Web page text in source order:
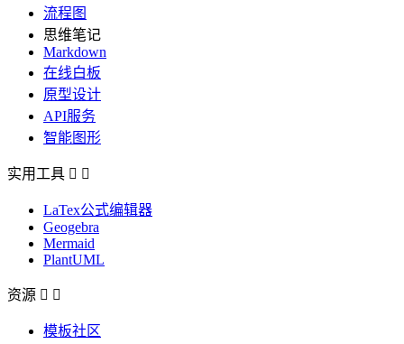
流程图
思维笔记
Markdown
在线白板
原型设计
API服务
智能图形
实用工具  
LaTex公式编辑器
Geogebra
Mermaid
PlantUML
资源  
模板社区